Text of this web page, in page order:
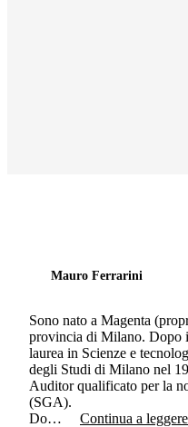
Mauro Ferrarini
Sono nato a Magenta
provincia di Milano. Dopo
laurea in Scienze e
degli Studi di Milano nel
Auditor qualificato per la
(SGA).
Do…
Continua a leggere